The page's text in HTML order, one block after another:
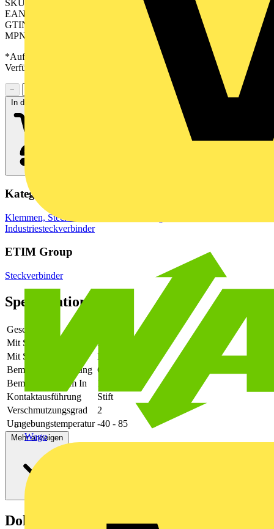
Wago
SKU: 2544780000
EAN: 04050118554762
GTIN: 04050118554762
MPN: SAISGI-M-4D-5/9.7-M12
*Auf Anfrage verfügbar - bitte in den Warenkorb legen, um
Verfügbarkeit zu prüfen
−
In den Warenkorb
Kategorien
Klemmen, Steckverbinder & Verbindungselemente
Industriesteckverbinder
ETIM Group
Steckverbinder
Spezifikationen
Geschirmt
Mit Schutzleiter
Nein
Mit Statusanzeige
Nein
Bemessungsspannung 60
Bemessungsstrom In
1
Kontaktausführung
Stift
Verschmutzungsgrad
2
Umgebungstemperatur -40 - 85
Mehr anzeigen
Dokumente